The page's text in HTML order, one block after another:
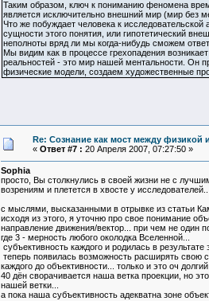
Таким образом, ключ к пониманию феномена
является исключительно внешний мир (мир без
Что же побуждает человека к
сущности этого понятия, или гипотетический
неполноты вряд ли мы когда-нибудь сможем
Мы видим как в процессе грехопадения
реальностей - это мир нашей ментальности. Он
физические модели, создаем художественные
Re: Сознание как мост между физикой
« Ответ #7 : 20 Апреля 2007, 07:27:50 »
Sophia
просто, Вы столкнулись в своей жизни не с
возрениям и плетется в хвосте у
с мыслями, высказанными в отрывке из статьи
исходя из этого, я уточню про свое понимание
направление движения/вектор... при чем не один
где 3 - мерность любого околодка Вселенной...
субъективность каждого и родилась в
теперь появилась возможность расширять свою
каждого до объективности... только и это оч
40 дён сворачивается наша ветка проекции, но
нашей ветки...
а пока наша субъективность адекватна зоне